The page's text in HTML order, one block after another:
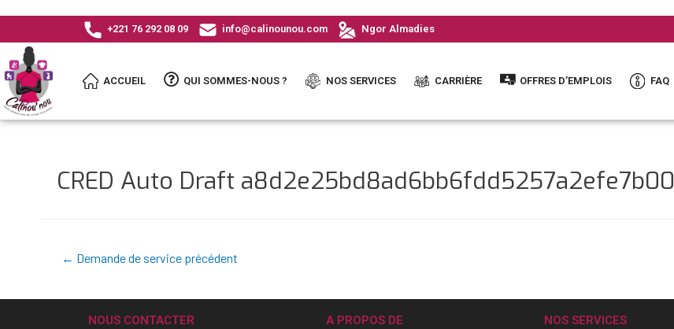
+221 76 292 08 09 info@calinounou.com Ngor Almadies
ACCUEIL QUI SOMMES-NOUS ? NOS SERVICES CARRIÈRE OFFRES D’EMPLOIS FAQ
CRED Auto Draft a8d2e25bd8ad6bb6fdd5257a2efe7b00
← Demande de service précédent
NOUS CONTACTER A PROPOS DE NOS SERVICES